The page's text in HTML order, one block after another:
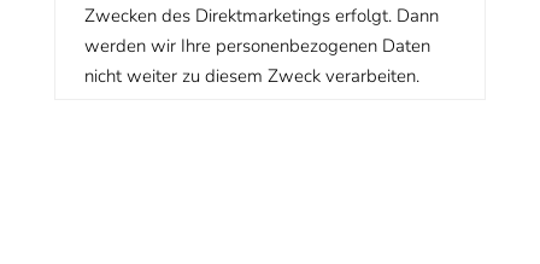
Zwecken des Direktmarketings erfolgt. Dann
werden wir Ihre personenbezogenen Daten
nicht weiter zu diesem Zweck verarbeiten.